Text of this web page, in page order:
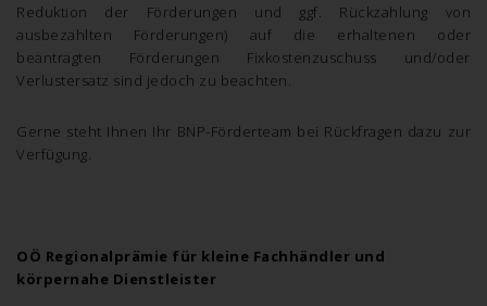
Reduktion der Förderungen und ggf. Rückzahlung von
ausbezahlten Förderungen) auf die erhaltenen oder
beantragten Förderungen Fixkostenzuschuss und/oder
Verlustersatz sind jedoch zu beachten.
Gerne steht Ihnen Ihr BNP-Förderteam bei Rückfragen dazu zur
Verfügung.
OÖ Regionalprämie für kleine Fachhändler und
körpernahe Dienstleister